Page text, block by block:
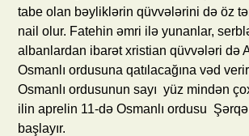
tabe olan bəyliklərin qüvvələrini də öz
nail olur. Fatehin əmri ilə yunanlar,
albanlardan ibarət xristian qüvvələri də
Osmanlı ordusuna qatılacağına vəd
Osmanlı ordusunun sayı yüz mindən
ilin aprelin 11-də Osmanlı ordusu
başlayır.